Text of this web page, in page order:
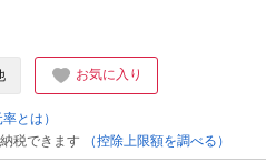
お気に入り
率とは）
税できます
（控除上限額を調べる）